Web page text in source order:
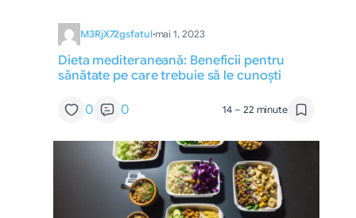
M3RjX72gsfatul·mai 1, 2023
Dieta mediteraneană: Beneficii pentru
sănătate pe care trebuie să le cunoști
0 0 14 – 22 minute